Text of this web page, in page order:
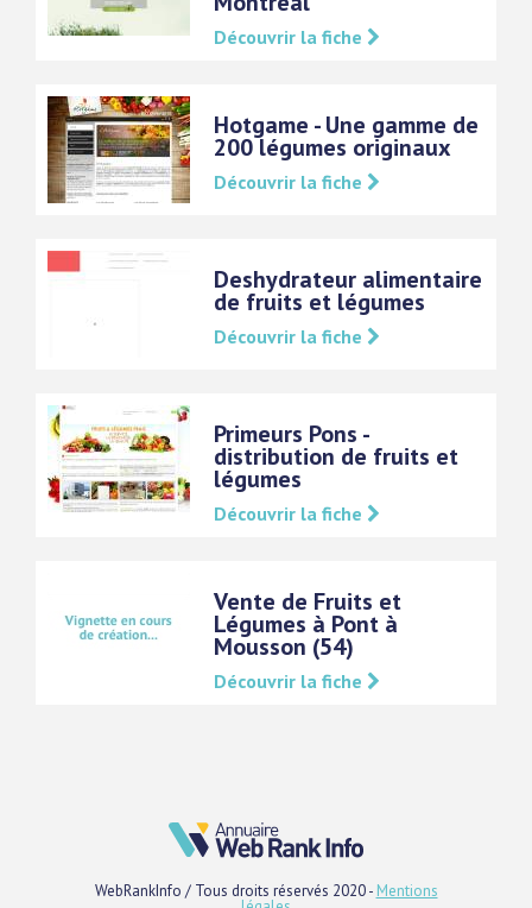
Découvrir la fiche
Hotgame - Une gamme de
200 légumes originaux
Découvrir la fiche
Deshydrateur alimentaire
de fruits et légumes
Découvrir la fiche
Primeurs Pons -
distribution de fruits et
légumes
Découvrir la fiche
Vente de Fruits et
Légumes à Pont à
Mousson (54)
Découvrir la fiche
WebRankInfo / Tous droits réservés 2020 - Mentions